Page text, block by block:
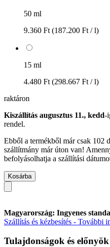
50 ml
9.360 Ft (187.200 Ft / l)
15 ml
4.480 Ft (298.667 Ft / l)
raktáron
Kiszállítás augusztus 11., kedd-
rendel.
Ebből a termékből már csak 102
szállítmány már úton van!
befolyásolhatja a szállítási
Kosárba
Magyarország: Ingyenes
Szállítás és kézbesítés - További
Tulajdonságok és előnyök